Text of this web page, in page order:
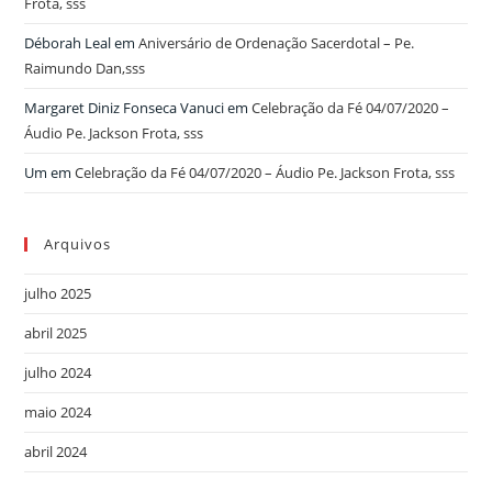
Déborah LealemAniversário de Ordenação Sacerdotal – Pe.
Raimundo Dan,sss
Margaret Diniz Fonseca VanuciemCelebração da Fé 04/07/2020 –
Áudio Pe. Jackson Frota, sss
Um emCelebração da Fé 04/07/2020 – Áudio Pe. Jackson Frota, sss
Arquivos
julho 2025
abril 2025
julho 2024
maio 2024
abril 2024